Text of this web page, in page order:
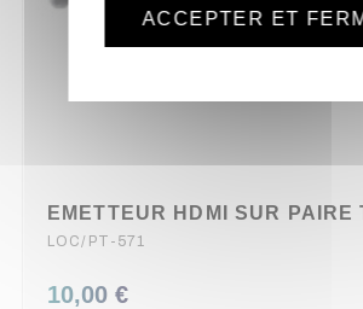
LOC/PT-571
10,00 €
ACCEPTER ET